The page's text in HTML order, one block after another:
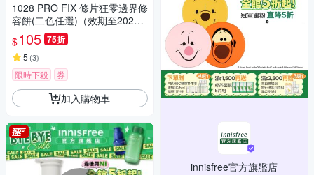
1028 PRO FIX 修片狂零邊界修
容餅(二色任選)（效期至2027-
01）
$105 75折
5 (3)
限時下殺 券
加入購物車
innisfree官方旗艦店